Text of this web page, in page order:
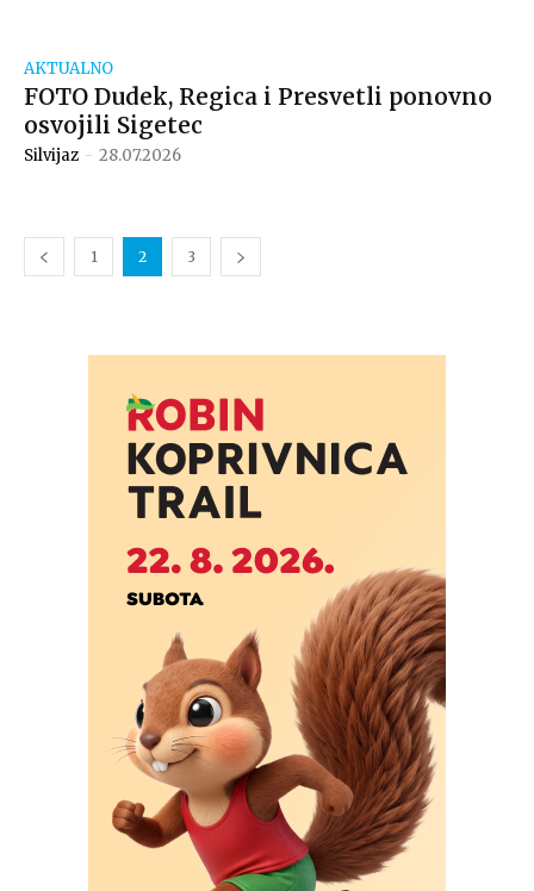
AKTUALNO
FOTO Dudek, Regica i Presvetli ponovno
osvojili Sigetec
Silvijaz - 28.07.2026
1 2 3